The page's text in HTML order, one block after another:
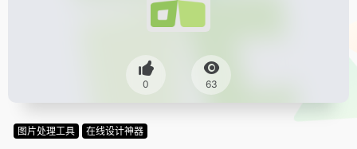
0 63
图片处理工具 在线设计神器